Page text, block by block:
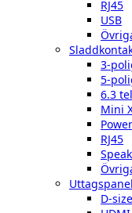
RJ45
USB
3-
5-
6.3
Mini
RJ45
D-size